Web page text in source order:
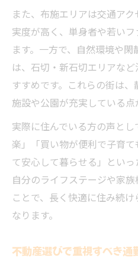
また、布施エリアは交通ア
実度が高く、単身者や若い
ます。一方で、自然環境や
は、石切・新石切エリアな
すすめです。これらの街は
施設や公園が充実している点
実際に住んでいる方の声と
楽」「買い物が便利で子育
て安心して暮らせる」といっ
自分のライフステージや家
ことで、長く快適に住み続
なります。
不動産選びで重視すべき通